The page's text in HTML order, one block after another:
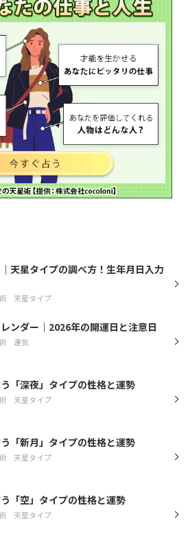
天星タイプの調べ方！生年月日入力
天星タイプ
ンダー｜2026年の開運日と注意日
運気
「深夜」タイプの性格と運勢
天星タイプ
「新月」タイプの性格と運勢
天星タイプ
「空」タイプの性格と運勢
天星タイプ